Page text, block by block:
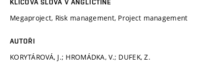
KLÍČOVÁ SLOVA V ANGLIČTINĚ
Megaproject, Risk management, Project management
AUTOŘI
KORYTÁROVÁ, J.; HROMÁDKA, V.; DUFEK, Z.